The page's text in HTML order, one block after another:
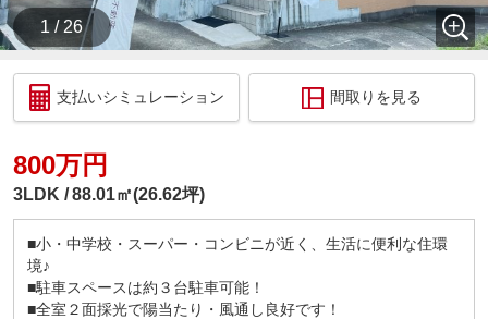
1.他社で断られた経験のある方
2.収入に自信のない方
3.過去に支払い遅延等がある方 お気軽にご相談く
ださい♪
自己資金０円のお住まい探しはDAIKICHI不動産にお
過去に多くのお客様が自己資金０円でご購入されて
います。
金利の安いこんな時代、 フルローンも問題なしです
_ 弊社では以下の５つをお客様にお約束いたしま
す _
1 / 26
支払いシミュレーション 間取りを見る
800万円
3LDK 88.01㎡(26.62坪)
■小・中学校・スーパー・コンビニが近く、生活に便利な住環
境♪
■駐車スペースは約３台駐車可能！
■全室２面採光で陽当たり・風通し良好です！